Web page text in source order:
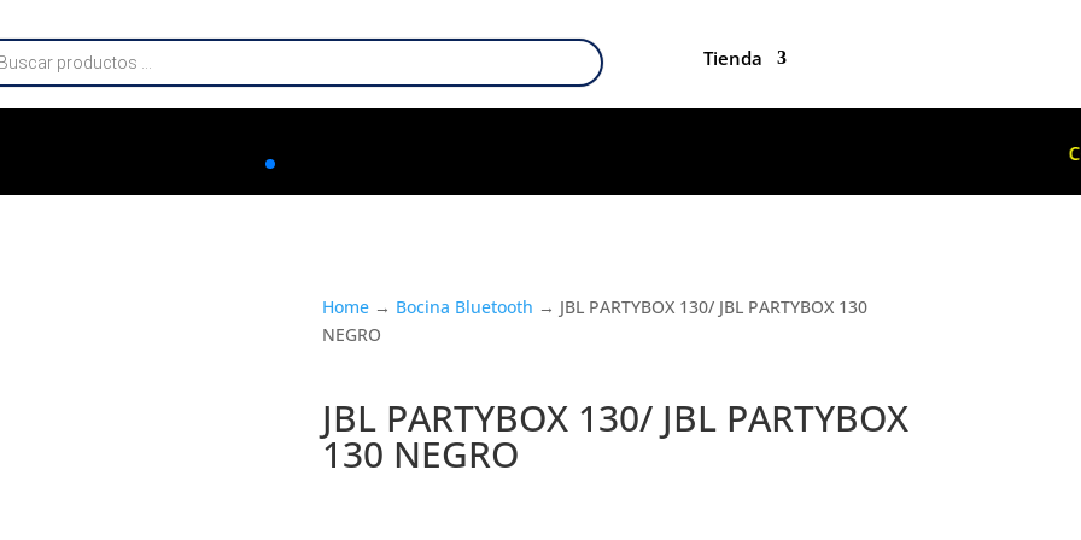
Tienda
Home→ Bocina Bluetooth → JBL PARTYBOX 130/ JBL PARTYBOX 130
NEGRO
JBL PARTYBOX 130/ JBL PARTYBOX
130 NEGRO